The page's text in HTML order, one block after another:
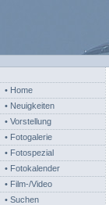
• Home
• Neuigkeiten
• Vorstellung
• Fotogalerie
• Fotospezial
• Fotokalender
• Film-/Video
• Suchen